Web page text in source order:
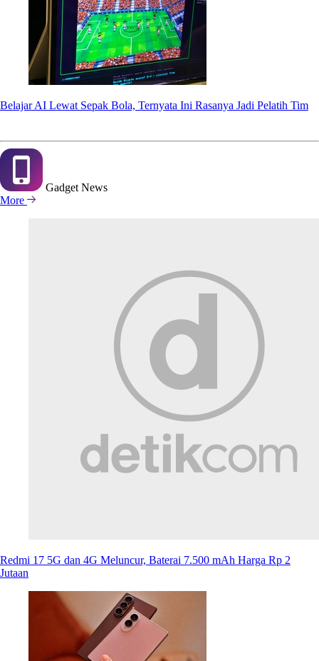
Belajar AI Lewat Sepak Bola, Ternyata Ini Rasanya Jadi Pelatih Tim
GadgetNews
More
Redmi 17 5G dan 4G Meluncur, Baterai 7.500 mAh Harga Rp 2
Jutaan